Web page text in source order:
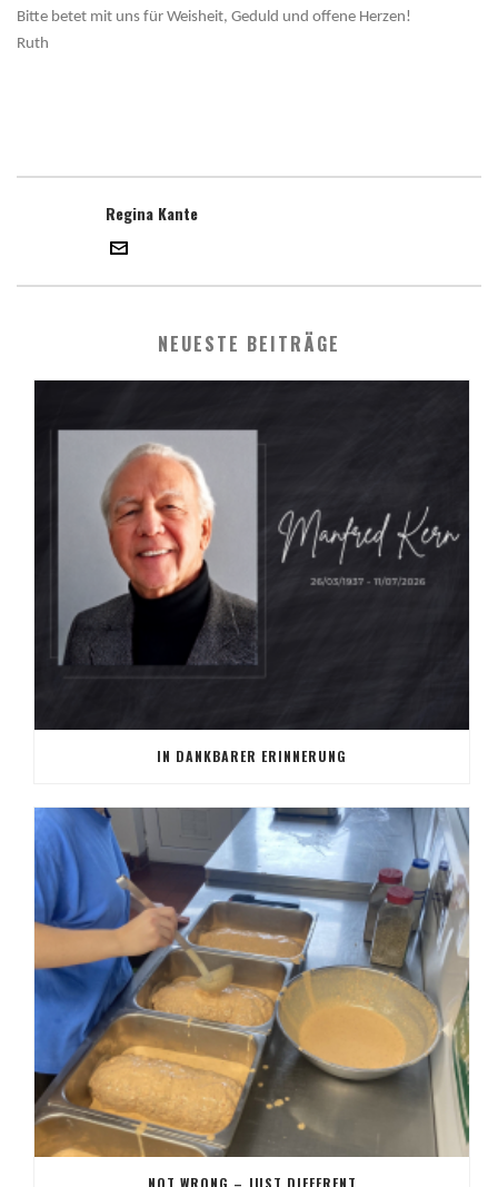
Bitte betet mit uns für Weisheit, Geduld und offene Herzen!
Ruth
Regina Kante
NEUESTE BEITRÄGE
IN DANKBARER ERINNERUNG